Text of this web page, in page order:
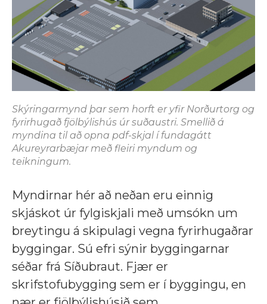
Skýringarmynd þar sem horft er yfir Norðurtorg og
fyrirhugað fjölbýlishús úr suðaustri. Smellið á
myndina til að opna pdf-skjal í fundagátt
Akureyrarbæjar með fleiri myndum og
teikningum.
Myndirnar hér að neðan eru einnig
skjáskot úr fylgiskjali með umsókn um
breytingu á skipulagi vegna fyrirhugaðrar
byggingar. Sú efri sýnir byggingarnar
séðar frá Síðubraut. Fjær er
skrifstofubygging sem er í byggingu, en